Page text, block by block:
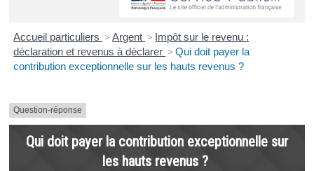
Accueil particuliers > Argent > Impôt sur le revenu :
déclaration et revenus à déclarer > Qui doit payer la
contribution exceptionnelle sur les hauts revenus ?
Question-réponse
Qui doit payer la contribution exceptionnelle sur
les hauts revenus ?